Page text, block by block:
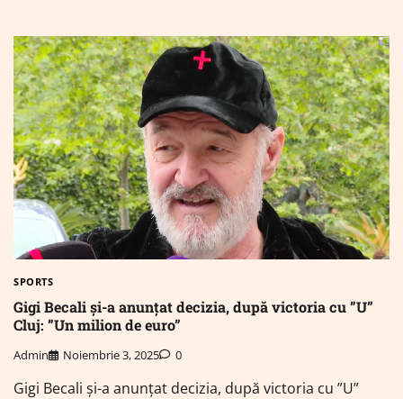
SPORTS
Gigi Becali și-a anunțat decizia, după victoria cu ”U”
Cluj: ”Un milion de euro”
Admin Noiembrie 3, 2025 0
Gigi Becali și-a anunțat decizia, după victoria cu ”U”